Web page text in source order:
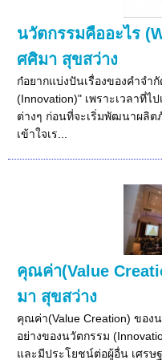
นวัตกรรมคืออะไร
ศศิมา สุขสว่าง
ก๋อยากแบ่งปันเรื่องของคำจำ
(Innovation)" เพราะเวลาที่
ต่างๆ ก่อนที่จะเริ่มพัฒนาผลิ
เข้าใจเร...
คุณค่า(Value
มา สุขสว่าง
คุณค่า(Value Creation) ขอ
อย่างของนวัตกรรม
และมีประโยชน์ต่อผู้อื่น เศรษ